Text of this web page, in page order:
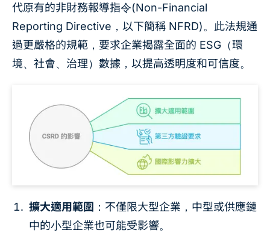
代原有的非財務報導指令(Non-Financial
Reporting Directive，以下簡稱 NFRD)。此法規通
過更嚴格的規範，要求企業揭露全面的 ESG（環
境、社會、治理）數據，以提高透明度和可信度。
擴大適用範圍 ：不僅限大型企業，中型或供應鏈
中的小型企業也可能受影響。